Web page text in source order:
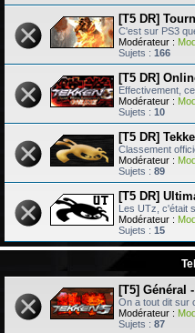
[T5 DR]
C'est sur PS3
Modérateur :
Sujets : 166
[T5 DR]
Effectivement,
Modérateur :
Sujets : 10
[T5 DR]
Classement
Modérateur :
Sujets : 89
[T5 DR]
Les UTz, c'était
Modérateur :
Sujets : 15
[T5] Général
On a tout dit sur
Modérateur :
Sujets : 87